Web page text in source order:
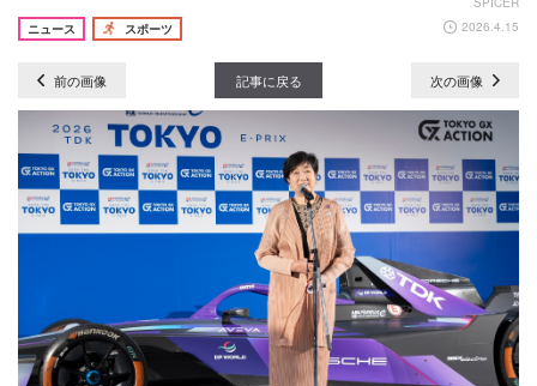
ニュース
スポーツ 2026.4.15
前の画像 記事に戻る 次の画像